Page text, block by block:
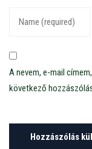
A nevem, e-mail
következő